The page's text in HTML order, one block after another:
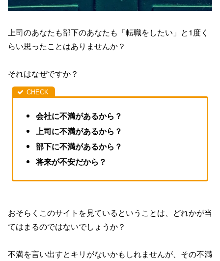
上司のあなたも部下のあなたも「転職をしたい」と1度く
らい思ったことはありませんか？
それはなぜですか？
会社に不満があるから？
上司に不満があるから？
部下に不満があるから？
将来が不安だから？
おそらくこのサイトを見ているということは、どれかが当
てはまるのではないでしょうか？
不満を言い出すとキリがないかもしれませんが、その不満